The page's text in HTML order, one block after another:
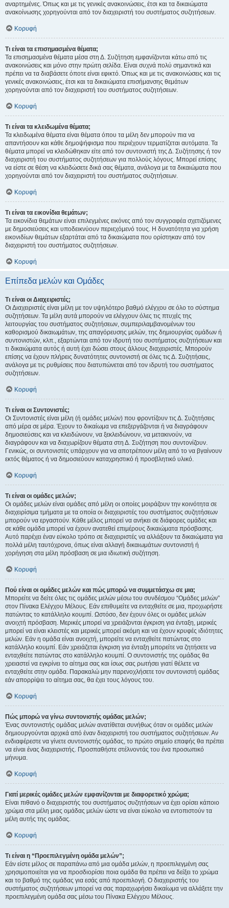
αναρτημένες. Όπως και με τις γενικές ανακοινώσεις, έτσι και τα δικαιώματα
ανακοίνωσης χορηγούνται από τον διαχειριστή του συστήματος συζητήσεων.
Κορυφή
Τι είναι τα επισημασμένα θέματα;
Τα επισημασμένα θέματα μέσα στη Δ. Συζήτηση εμφανίζονται κάτω από τις
ανακοινώσεις και μόνο στην πρώτη σελίδα. Είναι συχνά πολύ σημαντικά και
πρέπει να τα διαβάσετε όποτε είναι εφικτό. Όπως και με τις ανακοινώσεις και τις
γενικές ανακοινώσεις, έτσι και τα δικαιώματα επισήμανσης θεμάτων
χορηγούνται από τον διαχειριστή του συστήματος συζητήσεων.
Κορυφή
Τι είναι τα κλειδωμένα θέματα;
Τα κλειδωμένα θέματα είναι θέματα όπου τα μέλη δεν μπορούν πια να
απαντήσουν και κάθε δημοψήφισμα που περιέχουν τερματίζεται αυτόματα. Τα
θέματα μπορεί να κλειδώθηκαν είτε από τον συντονιστή της Δ. Συζήτησης ή τον
διαχειριστή του συστήματος συζητήσεων για πολλούς λόγους. Μπορεί επίσης
να είστε σε θέση να κλειδώσετε δικά σας θέματα, ανάλογα με τα δικαιώματα που
χορηγούνται από τον διαχειριστή του συστήματος συζητήσεων.
Κορυφή
Τι είναι τα εικονίδια θεμάτων;
Τα εικονίδια θεμάτων είναι επιλεγμένες εικόνες από τον συγγραφέα σχετιζόμενες
με δημοσιεύσεις και υποδεικνύουν περιεχόμενό τους. Η δυνατότητα για χρήση
εικονιδίων θεμάτων εξαρτάται από τα δικαιώματα που ορίστηκαν από τον
διαχειριστή του συστήματος συζητήσεων.
Κορυφή
Επίπεδα μελών και Ομάδες
Τι είναι οι Διαχειριστές;
Οι Διαχειριστές είναι μέλη με τον υψηλότερο βαθμό ελέγχου σε όλο το σύστημα
συζητήσεων. Τα μέλη αυτά μπορούν να ελέγχουν όλες τις πτυχές της
λειτουργίας του συστήματος συζητήσεων, συμπεριλαμβανομένων του
καθορισμού δικαιωμάτων, της απαγόρευσης μελών, της δημιουργίας ομάδων ή
συντονιστών, κλπ., εξαρτώνται από τον ιδρυτή του συστήματος συζητήσεων και
τι δικαιώματα αυτός ή αυτή έχει δώσει στους άλλους διαχειριστές. Μπορούν
επίσης να έχουν πλήρεις δυνατότητες συντονιστή σε όλες τις Δ. Συζητήσεις,
ανάλογα με τις ρυθμίσεις που διατυπώνεται από τον ιδρυτή του συστήματος
συζητήσεων.
Κορυφή
Τι είναι οι Συντονιστές;
Οι Συντονιστές είναι μέλη (ή ομάδες μελών) που φροντίζουν τις Δ. Συζητήσεις
από μέρα σε μέρα. Έχουν το δικαίωμα να επεξεργάζονται ή να διαγράφουν
δημοσιεύσεις και να κλειδώνουν, να ξεκλειδώνουν, να μετακινούν, να
διαγράφουν και να διαχωρίζουν θέματα στη Δ. Συζήτηση που συντονίζουν.
Γενικώς, οι συντονιστές υπάρχουν για να αποτρέπουν μέλη από το να βγαίνουν
εκτός θέματος ή να δημοσιεύουν καταχρηστικό ή προσβλητικό υλικό.
Κορυφή
Τι είναι οι ομάδες μελών;
Οι ομάδες μελών είναι ομάδες από μέλη οι οποίες μοιράζουν την κοινότητα σε
διαχειρίσιμα τμήματα με τα οποία οι διαχειριστές του συστήματος συζητήσεων
μπορούν να εργαστούν. Κάθε μέλος μπορεί να ανήκει σε διάφορες ομάδες και
σε κάθε ομάδα μπορεί να έχουν ανατεθεί επιμέρους δικαιώματα πρόσβασης.
Αυτό παρέχει έναν εύκολο τρόπο σε διαχειριστές να αλλάξουν τα δικαιώματα για
πολλά μέλη ταυτόχρονα, όπως είναι αλλαγή δικαιωμάτων συντονιστή ή
χορήγηση στα μέλη πρόσβαση σε μια ιδιωτική συζήτηση.
Κορυφή
Πού είναι οι ομάδες μελών και πώς μπορώ να συμμετάσχω σε μια;
Μπορείτε να δείτε όλες τις ομάδες μελών μέσω του συνδέσμου “Ομάδες μελών”
στον Πίνακα Ελέγχου Μέλους. Εάν επιθυμείτε να ενταχθείτε σε μια, προχωρήστε
πατώντας το κατάλληλο κουμπί. Ωστόσο, δεν έχουν όλες οι ομάδες μελών
ανοιχτή πρόσβαση. Μερικές μπορεί να χρειάζονται έγκριση για ένταξη, μερικές
μπορεί να είναι κλειστές και μερικές μπορεί ακόμη και να έχουν κρυφές ιδιότητες
μελών. Εάν η ομάδα είναι ανοιχτή, μπορείτε να ενταχθείτε πατώντας στο
κατάλληλο κουμπί. Εάν χρειάζεται έγκριση για ένταξη μπορείτε να ζητήσετε να
ενταχθείτε πατώντας στο κατάλληλο κουμπί. Ο συντονιστής της ομάδας θα
χρειαστεί να εγκρίνει το αίτημα σας και ίσως σας ρωτήσει γιατί θέλετε να
ενταχθείτε στην ομάδα. Παρακαλώ μην παρενοχλήσετε τον συντονιστή ομάδας
εάν απορρίψει το αίτημα σας, θα έχει τους λόγους του.
Κορυφή
Πώς μπορώ να γίνω συντονιστής ομάδας μελών;
Ένας συντονιστής ομάδας μελών ανατίθεται συνήθως όταν οι ομάδες μελών
δημιουργούνται αρχικά από έναν διαχειριστή του συστήματος συζητήσεων. Αν
ενδιαφέρεστε να γίνετε συντονιστής ομάδας, το πρώτο σημείο επαφής θα πρέπει
να είναι ένας διαχειριστής. Προσπαθήστε στέλνοντάς του ένα προσωπικό
μήνυμα.
Κορυφή
Γιατί μερικές ομάδες μελών εμφανίζονται με διαφορετικό χρώμα;
Είναι πιθανό ο διαχειριστής του συστήματος συζητήσεων να έχει ορίσει κάποιο
χρώμα στα μέλη μιας ομάδας μελών ώστε να είναι εύκολο να εντοπιστούν τα
μέλη αυτής της ομάδας.
Κορυφή
Τι είναι η “Προεπιλεγμένη ομάδα μελών”;
Εάν είστε μέλος σε παραπάνω από μια ομάδα μελών, η προεπιλεγμένη σας
χρησιμοποιείται για να προσδιορίσει ποια ομάδα θα πρέπει να δείξει το χρώμα
και το βαθμό της ομάδας για εσάς από προεπιλογή. Ο διαχειριστής του
συστήματος συζητήσεων μπορεί να σας παραχωρήσει δικαίωμα να αλλάξετε την
προεπιλεγμένη ομάδα σας μέσω του Πίνακα Ελέγχου Μέλους.